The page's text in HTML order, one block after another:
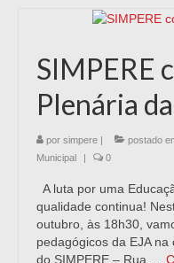
SIMPERE
Plenária
por simpere | postado
Municipal
| 0
A luta por uma
qualidade continua!
outubro, às 18h30,
pedagógicos da EJA
do SIMPERE – Rua …